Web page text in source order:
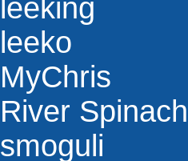
leeking
leeko
MyChris
River Spinach
smoguli